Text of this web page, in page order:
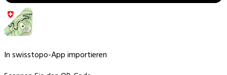
In swisstopo-App importieren